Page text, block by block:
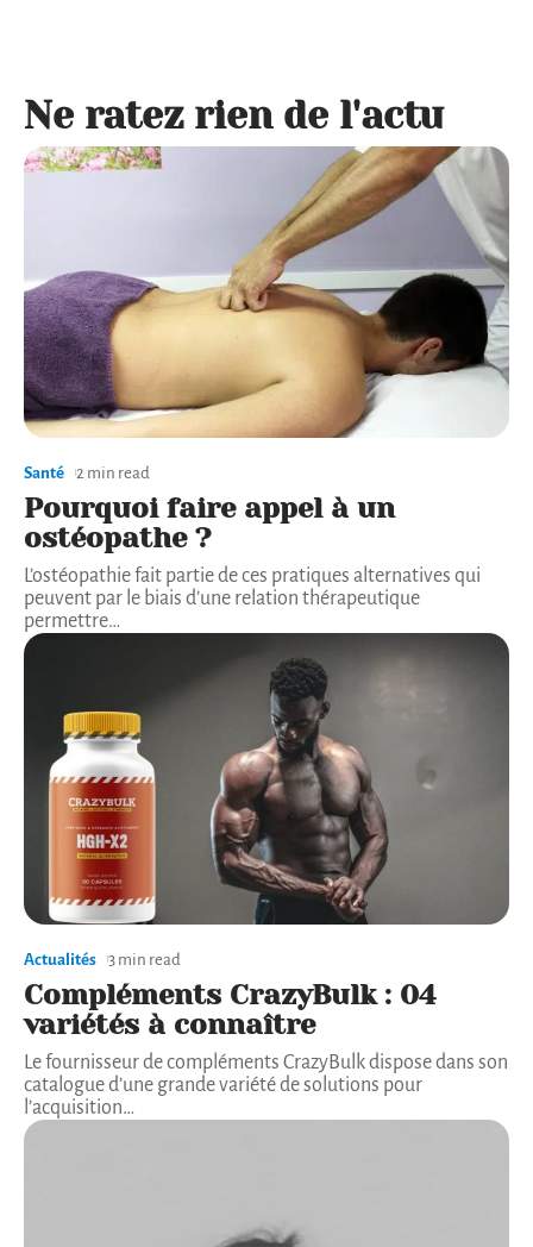
Ne ratez rien de l'actu
Santé 2 min read
Pourquoi faire appel à un
ostéopathe ?
L’ostéopathie fait partie de ces pratiques alternatives qui
peuvent par le biais d’une relation thérapeutique
permettre…
Actualités 3 min read
Compléments CrazyBulk : 04
variétés à connaître
Le fournisseur de compléments CrazyBulk dispose dans son
catalogue d’une grande variété de solutions pour
l’acquisition…